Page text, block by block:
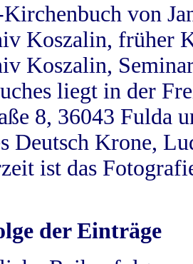
von
Koszalin, früher
Koszalin,
liegt in der
8, 36043 Fulda
Deutsch Krone,
ist das
der Einträge